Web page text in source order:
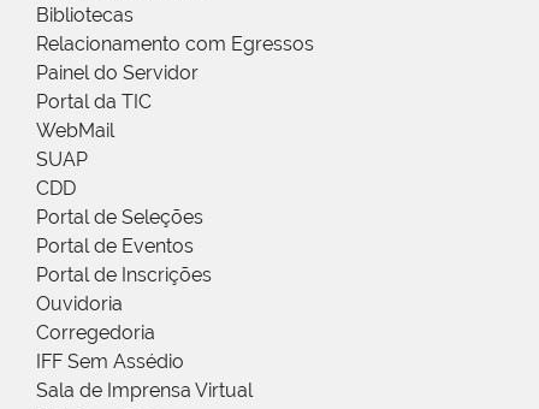
Bibliotecas
Relacionamento com Egressos
Painel do Servidor
Portal da TIC
WebMail
SUAP
CDD
Portal de Seleções
Portal de Eventos
Portal de Inscrições
Ouvidoria
Corregedoria
IFF Sem Assédio
Sala de Imprensa Virtual